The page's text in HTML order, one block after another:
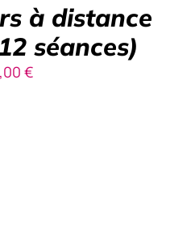
à distance
séances)
€